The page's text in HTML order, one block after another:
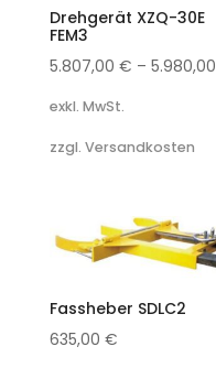
Drehgerät XZQ-30E
FEM3
5.807,00 € – 5.980,00
exkl. MwSt.
zzgl. Versandkosten
Fassheber SDLC2
635,00 €